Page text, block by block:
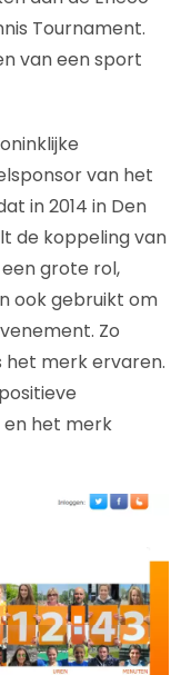
Tournament.
van een sport
van het
in 2014 in Den
de koppeling van
grote rol,
ook gebruikt om
Zo
het merk ervaren.
het merk